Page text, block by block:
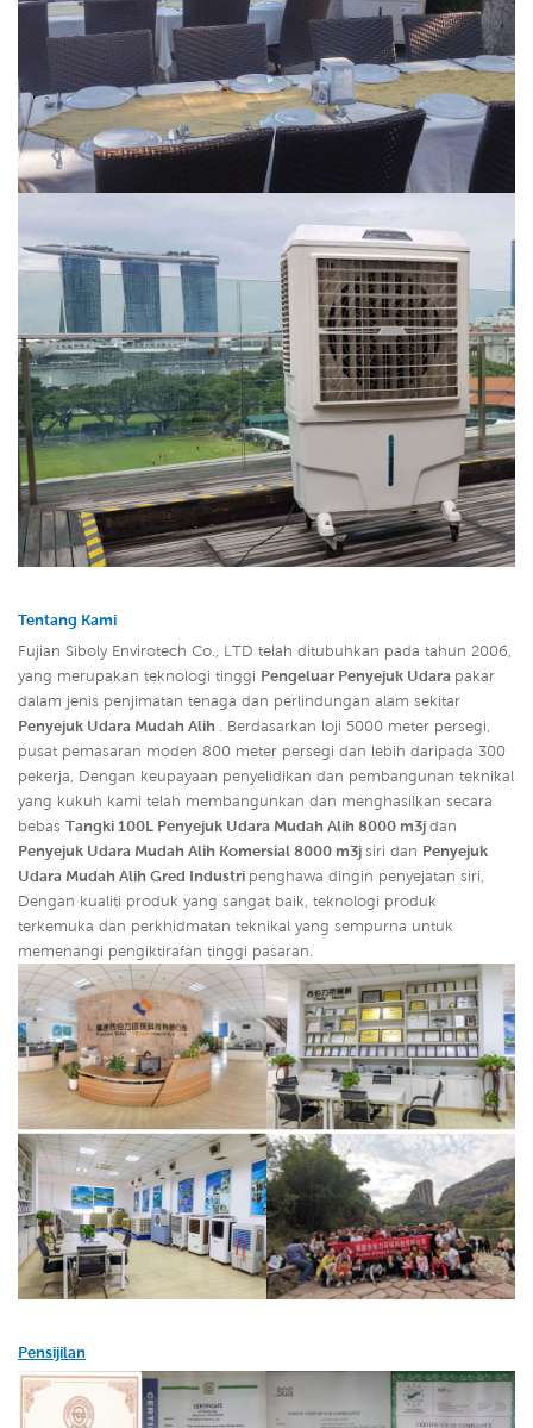
Tentang Kami
Fujian Siboly Envirotech Co., LTD telah ditubuhkan pada tahun 2006,
yang merupakan teknologi tinggi Pengeluar Penyejuk Udara pakar
dalam jenis penjimatan tenaga dan perlindungan alam sekitar
Penyejuk Udara Mudah Alih
. Berdasarkan loji 5000 meter persegi,
pusat pemasaran moden 800 meter persegi dan lebih daripada 300
pekerja, Dengan keupayaan penyelidikan dan pembangunan teknikal
yang kukuh kami telah membangunkan dan menghasilkan secara
bebas Tangki 100L Penyejuk Udara Mudah Alih 8000 m3j dan
Penyejuk Udara Mudah Alih Komersial 8000 m3j siri dan Penyejuk
Udara Mudah Alih Gred Industri penghawa dingin penyejatan siri,
Dengan kualiti produk yang sangat baik, teknologi produk
terkemuka dan perkhidmatan teknikal yang sempurna untuk
memenangi pengiktirafan tinggi pasaran.
Pensijilan